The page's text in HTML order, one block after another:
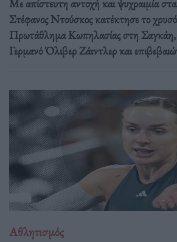
Με απίστευτη αντοχή και ψυχραιμία
Στέφανος Ντούσκος κατέκτησε το
Πρωτάθλημα Κωπηλασίας στη Σαγκάη,
Γερμανό Όλιβερ Ζάιντλερ και
Αθλητισμός